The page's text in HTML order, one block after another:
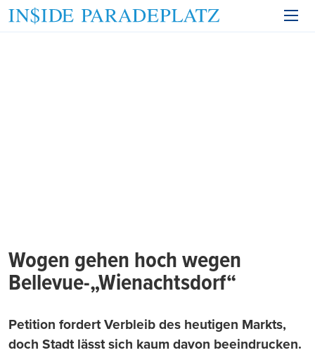
Wogen gehen hoch wegen
Bellevue-„Wienachtsdorf“
Petition fordert Verbleib des heutigen Markts,
doch Stadt lässt sich kaum davon beeindrucken.